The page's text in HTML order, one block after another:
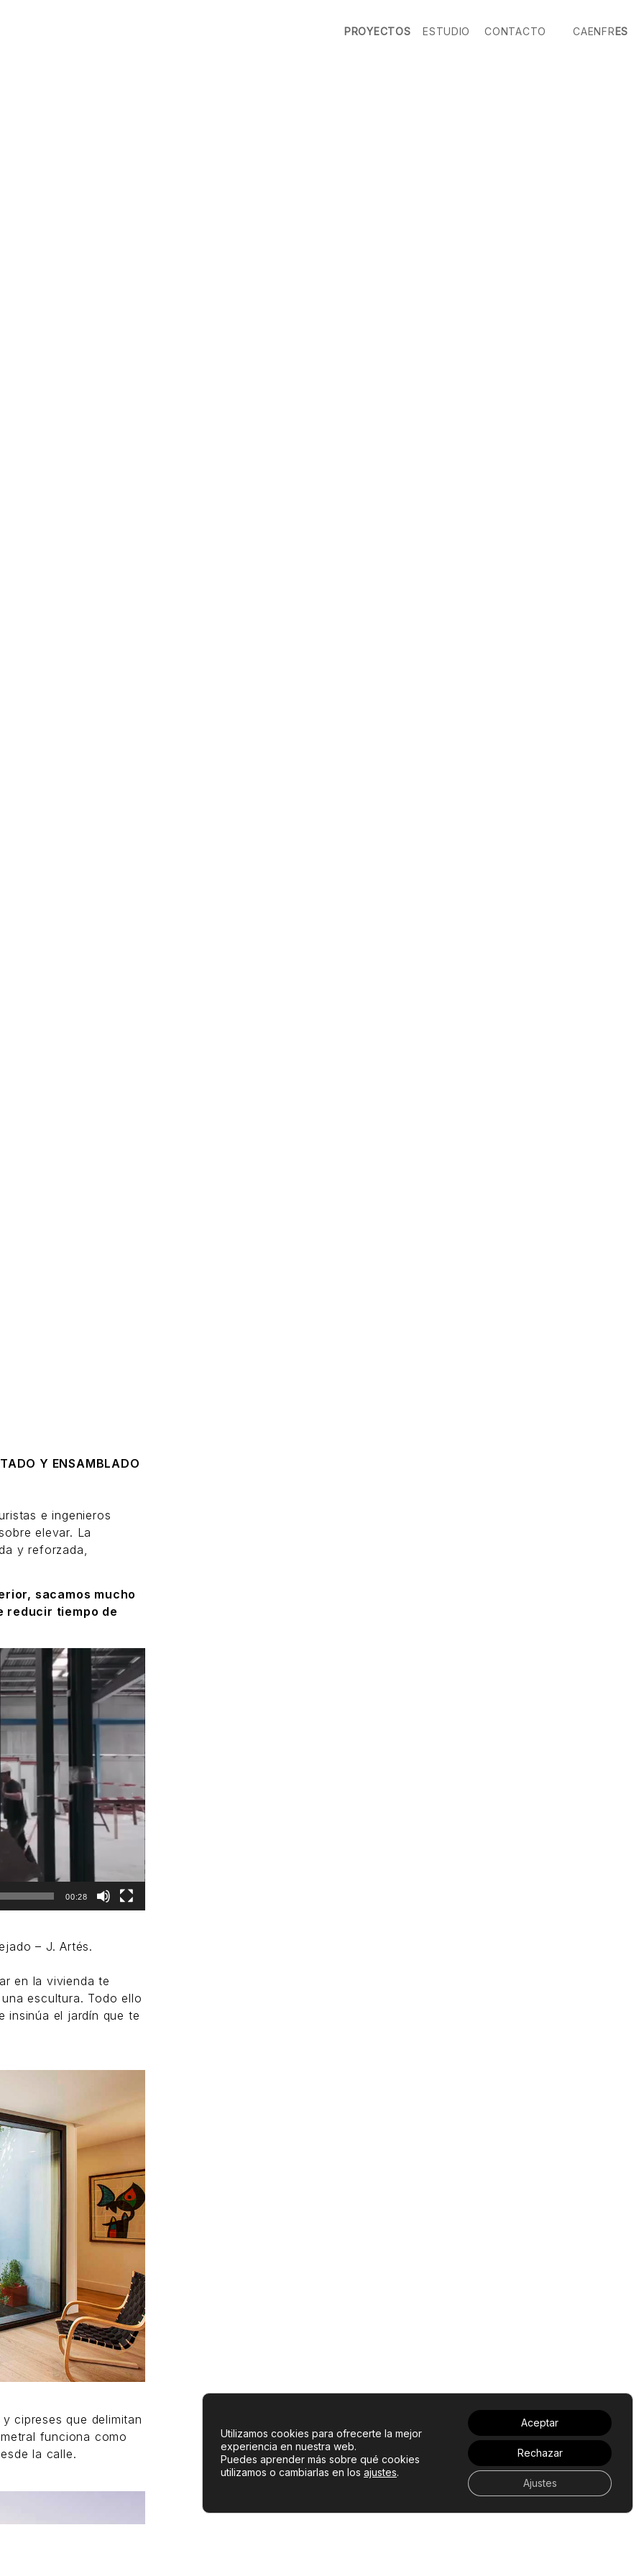
PROYECTOS ESTUDIO CONTACTO CAENFRES
Y ENSAMBLADO
e ingenieros
elevar. La
y reforzada,
sacamos mucho
reducir tiempo de
00:28
– J. Artés.
en la vivienda te
escultura. Todo ello
insinúa el jardín que te
cipreses que delimitan
funciona como
la calle.
Utilizamos cookies para ofrecerte la mejor
experiencia en nuestra web.
Puedes aprender más sobre qué cookies
utilizamos o cambiarlas en los ajustes.
Aceptar
Rechazar
Ajustes